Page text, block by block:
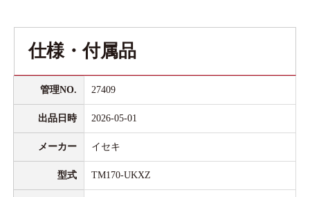
仕様・付属品
管理NO. 27409
出品日時 2026-05-01
メーカー イセキ
型式 TM170-UKXZ